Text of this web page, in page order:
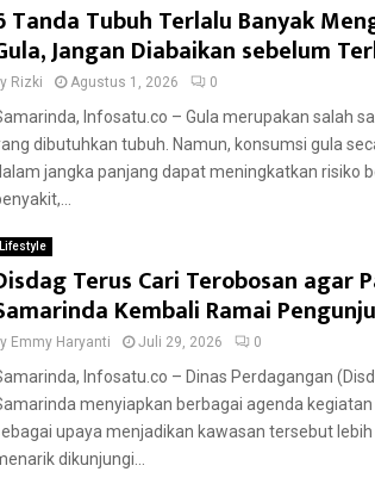
Tanda Tubuh Terlalu Banyak
Jangan Diabaikan sebelum
Rizki Agustus 1, 2026 0
Infosatu.co – Gula merupakan salah
dibutuhkan tubuh. Namun, konsumsi gula
jangka panjang dapat meningkatkan risiko
Lifestyle
Terus Cari Terobosan agar
Kembali Ramai
Emmy Haryanti Juli 29, 2026 0
Infosatu.co – Dinas Perdagangan
menyiapkan berbagai agenda kegiatan
upaya menjadikan kawasan tersebut lebih
dikunjungi...